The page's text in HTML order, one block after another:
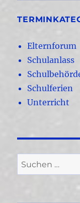
Elternforum
Schulanlass
Schulferien
Unterricht
Suchen
nach: